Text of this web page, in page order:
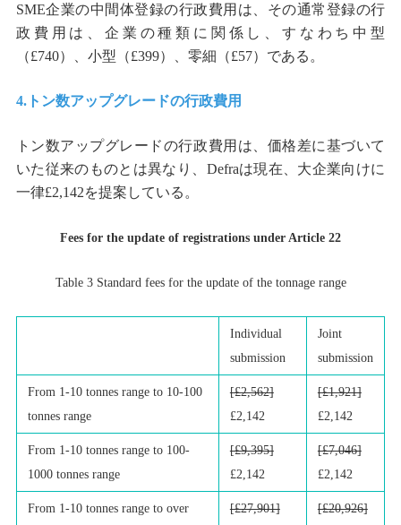
SME企業の中間体登録の行政費用は、その通常登録の行
政費用は、企業の種類に関係し、すなわち中型
（£740）、小型（£399）、零細（£57）である。
4.トン数アップグレードの行政費用
トン数アップグレードの行政費用は、価格差に基づいて
いた従来のものとは異なり、Defraは現在、大企業向けに
一律£2,142を提案している。
Fees for the update of registrations under Article 22
Table 3 Standard fees for the update of the tonnage range
Individual
submission
Joint
submission
From 1-10 tonnes range to 10-100
tonnes range
[£2,562]
£2,142
[£1,921]
£2,142
From 1-10 tonnes range to 100-
1000 tonnes range
[£9,395]
£2,142
[£7,046]
£2,142
From 1-10 tonnes range to over [£27,901] [£20,926]